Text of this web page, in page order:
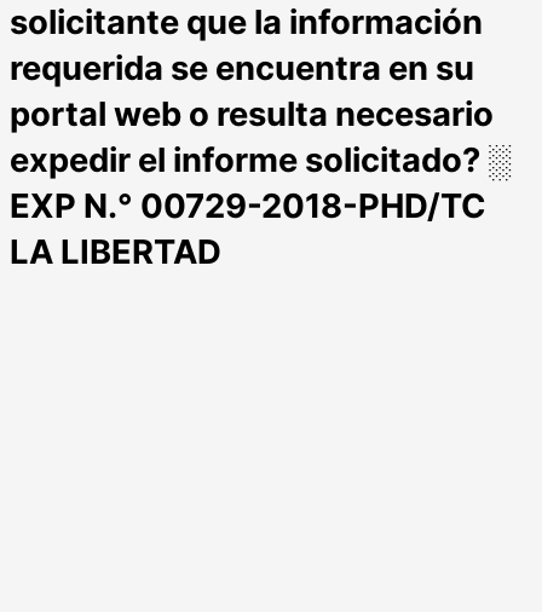
solicitante que la información
requerida se encuentra en su
portal web o resulta necesario
expedir el informe solicitado? ░
EXP N.° 00729-2018-PHD/TC
LA LIBERTAD